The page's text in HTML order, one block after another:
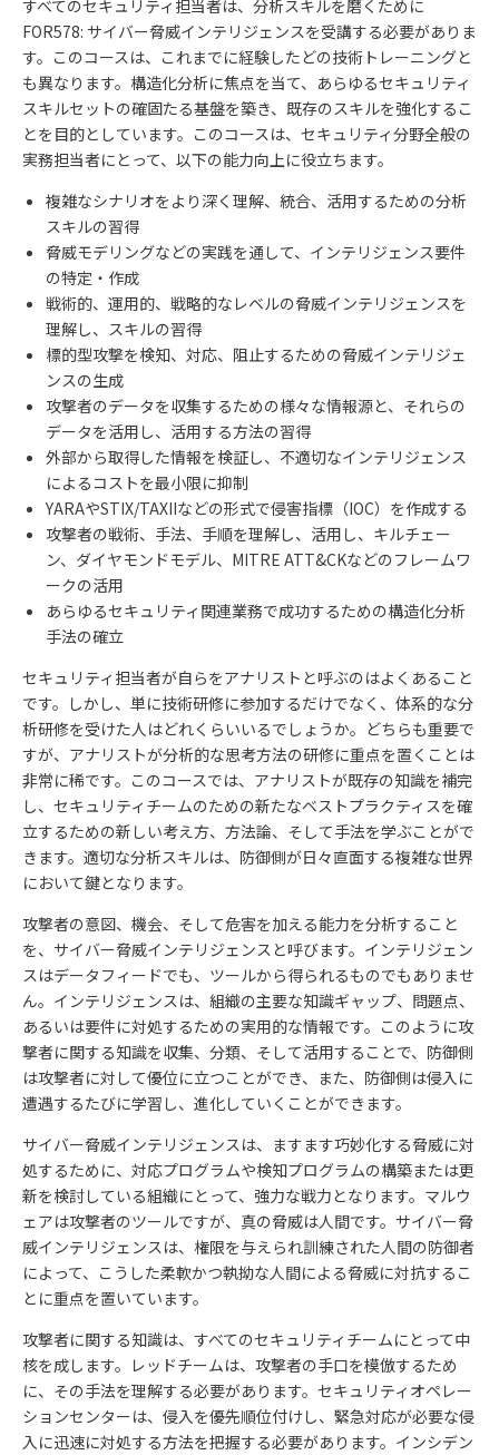
すべてのセキュリティ担当者は、分析スキルを磨くために
FOR578: サイバー脅威インテリジェンスを受講する必要がありま
す。このコースは、これまでに経験したどの技術トレーニングと
も異なります。構造化分析に焦点を当て、あらゆるセキュリティ
スキルセットの確固たる基盤を築き、既存のスキルを強化するこ
とを目的としています。このコースは、セキュリティ分野全般の
実務担当者にとって、以下の能力向上に役立ちます。
複雑なシナリオをより深く理解、統合、活用するための分析
スキルの習得
脅威モデリングなどの実践を通して、インテリジェンス要件
の特定・作成
戦術的、運用的、戦略的なレベルの脅威インテリジェンスを
理解し、スキルの習得
標的型攻撃を検知、対応、阻止するための脅威インテリジェ
ンスの生成
攻撃者のデータを収集するための様々な情報源と、それらの
データを活用し、活用する方法の習得
外部から取得した情報を検証し、不適切なインテリジェンス
によるコストを最小限に抑制
YARAやSTIX/TAXIIなどの形式で侵害指標（IOC）を作成する
攻撃者の戦術、手法、手順を理解し、活用し、キルチェー
ン、ダイヤモンドモデル、 MITRE ATT&CKなどのフレームワ
ークの活用
あらゆるセキュリティ関連業務で成功するための構造化分析
手法の確立
セキュリティ担当者が自らをアナリストと呼ぶのはよくあること
です。しかし、単に技術研修に参加するだけでなく、体系的な分
析研修を受けた人はどれくらいいるでしょうか。どちらも重要で
すが、アナリストが分析的な思考方法の研修に重点を置くことは
非常に稀です。このコースでは、アナリストが既存の知識を補完
し、セキュリティチームのための新たなベストプラクティスを確
立するための新しい考え方、方法論、そして手法を学ぶことがで
きます。適切な分析スキルは、防御側が日々直面する複雑な世界
において鍵となります。
攻撃者の意図、機会、そして危害を加える能力を分析すること
を、サイバー脅威インテリジェンスと呼びます。インテリジェン
スはデータフィードでも、ツールから得られるものでもありませ
ん。インテリジェンスは、組織の主要な知識ギャップ、問題点、
あるいは要件に対処するための実用的な情報です。このように攻
撃者に関する知識を収集、分類、そして活用することで、防御側
は攻撃者に対して優位に立つことができ、また、防御側は侵入に
遭遇するたびに学習し、進化していくことができます。
サイバー脅威インテリジェンスは、ますます巧妙化する脅威に対
処するために、対応プログラムや検知プログラムの構築または更
新を検討している組織にとって、強力な戦力となります。マルウ
ェアは攻撃者のツールですが、真の脅威は人間です。サイバー脅
威インテリジェンスは、権限を与えられ訓練された人間の防御者
によって、こうした柔軟かつ執拗な人間による脅威に対抗するこ
とに重点を置いています。
攻撃者に関する知識は、すべてのセキュリティチームにとって中
核を成します。レッドチームは、攻撃者の手口を模倣するため
に、その手法を理解する必要があります。セキュリティオペレー
ションセンターは、侵入を優先順位付けし、緊急対応が必要な侵
入に迅速に対処する方法を把握する必要があります。インシデン